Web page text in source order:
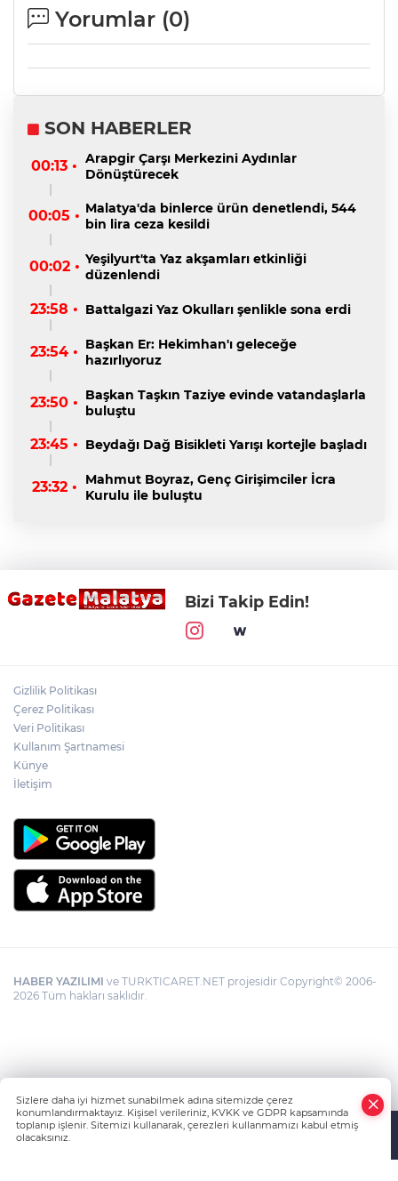
Yorumlar (0)
SON HABERLER
00:13 • Arapgir Çarşı Merkezini Aydınlar
Dönüştürecek
00:05 • Malatya'da binlerce ürün denetlendi, 544
bin lira ceza kesildi
00:02 • Yeşilyurt'ta Yaz akşamları etkinliği
düzenlendi
23:58 • Battalgazi Yaz Okulları şenlikle sona erdi
23:54 • Başkan Er: Hekimhan'ı geleceğe
hazırlıyoruz
23:50 • Başkan Taşkın Taziye evinde vatandaşlarla
buluştu
23:45 • Beydağı Dağ Bisikleti Yarışı kortejle başladı
23:32 •
Mahmut Boyraz, Genç Girişimciler İcra
Kurulu ile buluştu
Bizi Takip Edin!
Gizlilik Politikası
Çerez Politikası
Veri Politikası
Kullanım Şartnamesi
Künye
İletişim
HABER YAZILIMI ve TURKTICARET.NET projesidir Copyright© 2006-
2026 Tüm hakları saklıdır.
Sizlere daha iyi hizmet sunabilmek adına sitemizde çerez
konumlandırmaktayız. Kişisel verileriniz, KVKK ve GDPR kapsamında
toplanıp işlenir. Sitemizi kullanarak, çerezleri kullanmamızı kabul etmiş
olacaksınız.